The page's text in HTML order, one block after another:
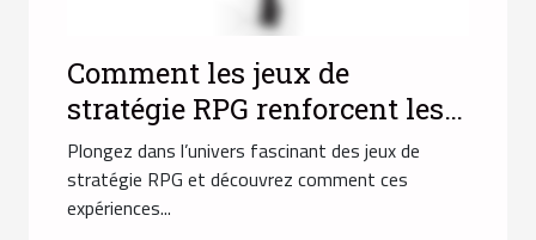
Comment les jeux de
stratégie RPG renforcent les
compétences de prise de
décision ?
Plongez dans l’univers fascinant des jeux de
stratégie RPG et découvrez comment ces
expériences...